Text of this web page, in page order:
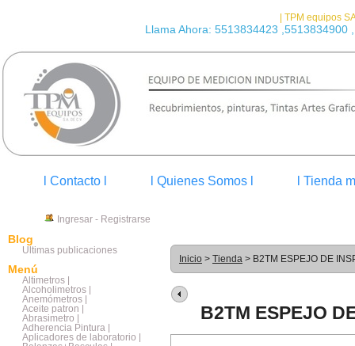
| TPM equipos
Llama Ahora: 5513834423 ,5513834900
l Contacto l l Quienes Somos l l Tienda
Ingresar - Registrarse
Blog
Últimas publicaciones
Menú
Altimetros |
Alcoholimetros |
Anemómetros |
Aceite patron |
Abrasimetro |
Adherencia Pintura |
Aplicadores de laboratorio |
Inicio > Tienda > B2TM ESPEJO DE
B2TM ESPEJO